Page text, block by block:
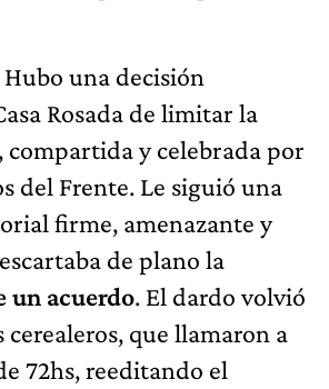
Hubo una decisión
Rosada de limitar la
compartida y celebrada por
del Frente. Le siguió una
firme, amenazante y
de plano la
un acuerdo. El dardo volvió
que llamaron a
72hs, reeditando el